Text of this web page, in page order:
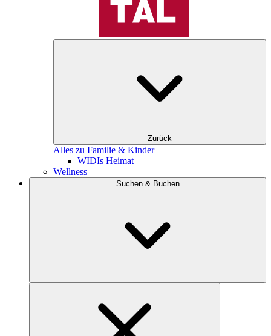
Zurück
Alles zu Familie & Kinder
WIDIs Heimat
Wellness
Suchen & Buchen